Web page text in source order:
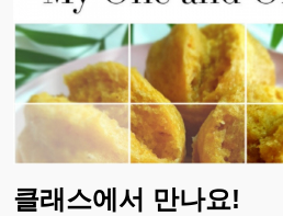
클래스에서 만나요!